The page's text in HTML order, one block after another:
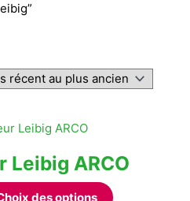
Leibig ARCO
des options
Ce